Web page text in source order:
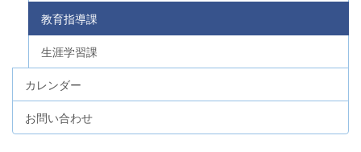
教育指導課
生涯学習課
カレンダー
お問い合わせ